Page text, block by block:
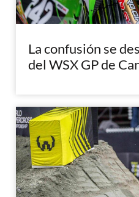
La confusión se
del WSX GP de